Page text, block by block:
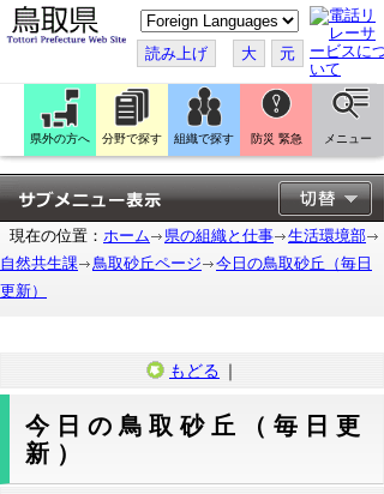
こ
の
ペ
ー
ジ
翻
訳
す
る
読み上げ 大 元
県外の方へ 分野で探す 組織で探す 防災 緊急 メニュー
現在の位置： ホーム 県の組織と仕事
生活環境部
自然共生課
鳥取砂丘ページ
今日の鳥取砂丘（毎日
更新）
もどる ｜
今日の鳥取砂丘（毎日更
新）